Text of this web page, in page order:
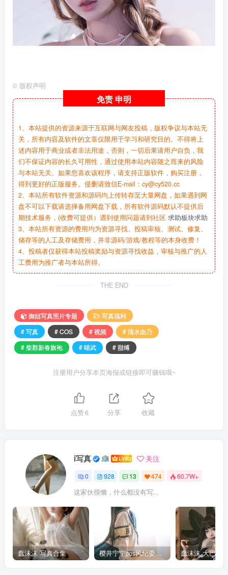
© 版权声明
免责 申明
1、本站提供的资源来源于互联网与网友投稿，版权争议与本站无
关，所有内容及软件的文章仅限用于学习和研究目的。不得将上
述内容用于商业或者非法用途，否则，一切后果请用户自负，我
们不保证内容的长久可用性，通过使用本站内容随之而来的风险
与本站无关。如果您喜欢该程序，请支持正版软件，购买注册，
得到更好的正版服务。侵删请致信E-mail：cy@cy520.cc
2、本站所有软件资源和源码均上传转存至大量网盘，如果遇到网
盘不可以下载请选择备用网盘下载，所有软件源码默认不提供后
期技术服务，(收费可提供）遇到使用问题请到社区 求助板块求助
3、本站所有资源的费用均为资源寻找、投稿审核、测试、修复、
储存等的人工及存储费用，并非源码/游戏/教程等的本身收费！
4、投稿者仅获得本站投稿奖励与资源寻找收益，审核与推广的人
工费用为推广者与本站所得。
THE END
御姐写真照片专题
写真福利
# 写真
# COS # 视频
# 清水由乃
# 柴郡新春旗袍
# 喵武 # 甜缚
注册用户分享本页海报或链接即可赚钱哦~
点赞6 分享 收藏
i写真 关注
0 928 13 474 60.7W+
这家伙很懒，什么都没有写...
蠢沫沫 写真合集 樱井宁宁cos风纪委员写真套图